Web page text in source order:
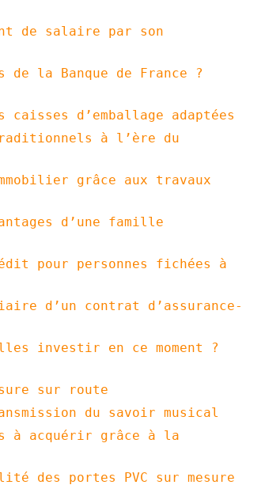
de salaire par son
la Banque de France ?
d’emballage adaptées
à l’ère du
grâce aux travaux
d’une famille
pour personnes fichées à
d’un contrat d’assurance-
investir en ce moment ?
sur route
du savoir musical
à acquérir grâce à la
des portes PVC sur mesure